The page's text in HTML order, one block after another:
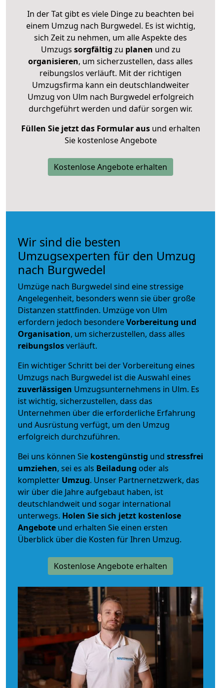
In der Tat gibt es viele Dinge zu beachten bei
einem Umzug nach Burgwedel. Es ist wichtig,
sich Zeit zu nehmen, um alle Aspekte des
Umzugs sorgfältig zu planen und zu
organisieren, um sicherzustellen, dass alles
reibungslos verläuft. Mit der richtigen
Umzugsfirma kann ein deutschlandweiter
Umzug von Ulm nach Burgwedel erfolgreich
durchgeführt werden und dafür sorgen wir.
Füllen Sie jetzt das Formular ausund erhalten
Sie kostenlose Angebote
Kostenlose Angebote erhalten
Wir sind die besten
Umzugsexperten für den Umzug
nach Burgwedel
Umzüge nach Burgwedel sind eine stressige
Angelegenheit, besonders wenn sie über große
Distanzen stattfinden. Umzüge von Ulm
erfordern jedoch besondereVorbereitung und
Organisation, um sicherzustellen, dass alles
reibungslosverläuft.
Ein wichtiger Schritt bei der Vorbereitung eines
Umzugs nach Burgwedel ist die Auswahl eines
zuverlässigen Umzugsunternehmens in Ulm. Es
ist wichtig, sicherzustellen, dass das
Unternehmen über die erforderliche Erfahrung
und Ausrüstung verfügt, um den Umzug
erfolgreich durchzuführen.
Bei uns können Sie kostengünstig und stressfrei
umziehen, sei es als Beiladung oder als
kompletter Umzug. Unser Partnernetzwerk, das
wir über die Jahre aufgebaut haben, ist
deutschlandweit und sogar international
unterwegs. Holen Sie sich jetzt kostenlose
Angebote und erhalten Sie einen ersten
Überblick über die Kosten für Ihren Umzug.
Kostenlose Angebote erhalten